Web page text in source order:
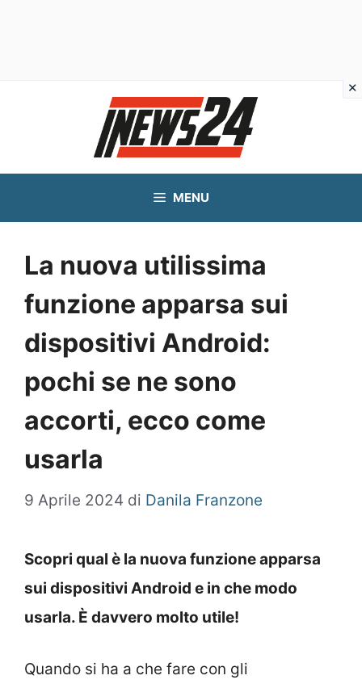
MENU
La nuova utilissima
funzione apparsa sui
dispositivi Android:
pochi se ne sono
accorti, ecco come
usarla
9 Aprile 2024 di Danila Franzone
Scopri qual è la nuova funzione apparsa
sui dispositivi Android e in che modo
usarla. È davvero molto utile!
Quando si ha a che fare con gli